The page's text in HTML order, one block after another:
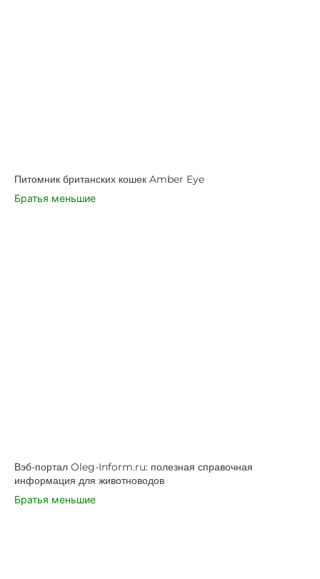
Питомник британских кошек Amber Eye
Братья меньшие
Вэб-портал Oleg-Inform.ru: полезная справочная
информация для животноводов
Братья меньшие